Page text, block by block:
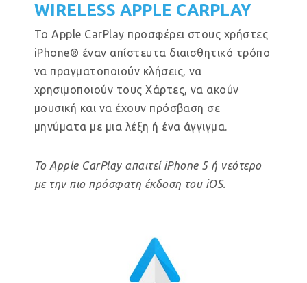
WIRELESS APPLE CARPLAY
Το Apple CarPlay προσφέρει στους χρήστες
iPhone® έναν απίστευτα διαισθητικό τρόπο
να πραγματοποιούν κλήσεις, να
χρησιμοποιούν τους Χάρτες, να ακούν
μουσική και να έχουν πρόσβαση σε
μηνύματα με μια λέξη ή ένα άγγιγμα.
Το Apple CarPlay απαιτεί iPhone 5 ή νεότερο
με την πιο πρόσφατη έκδοση του iOS.